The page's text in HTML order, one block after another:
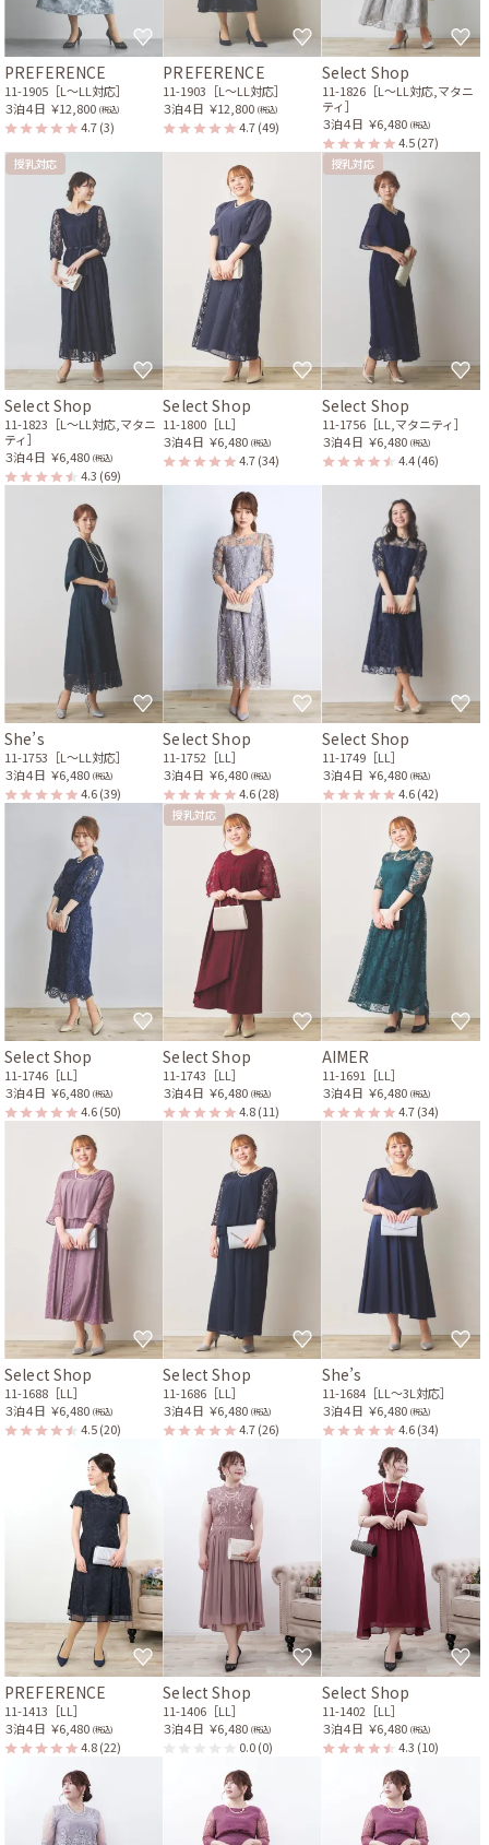
PREFERENCE
11-1905［L〜LL対応］
３泊４日 ￥12,800 (税込)
4.7(3)
PREFERENCE
11-1903［L〜LL対応］
３泊４日 ￥12,800 (税込)
4.7(49)
Select Shop
11-1826［L〜LL対応,マタニ
ティ］
３泊４日 ￥6,480 (税込)
4.5(27)
授乳対応
Select Shop
11-1823［L〜LL対応,マタニ
ティ］
３泊４日 ￥6,480 (税込)
4.3 (69)
Select Shop
11-1800［LL］
３泊４日 ￥6,480 (税込)
4.7(34)
授乳対応
Select Shop
11-1756［LL,マタニティ］
３泊４日 ￥6,480 (税込)
4.4(46)
She’s
11-1753［L〜LL対応］
３泊４日 ￥6,480 (税込)
4.6(39)
Select Shop
11-1752［LL］
３泊４日 ￥6,480 (税込)
4.6(28)
Select Shop
11-1749［LL］
３泊４日 ￥6,480 (税込)
4.6(42)
Select Shop
11-1746［LL］
３泊４日 ￥6,480 (税込)
4.6(50)
授乳対応
Select Shop
11-1743［LL］
３泊４日 ￥6,480 (税込)
4.8(11)
AIMER
11-1691［LL］
３泊４日 ￥6,480 (税込)
4.7(34)
Select Shop
11-1688［LL］
３泊４日 ￥6,480 (税込)
4.5(20)
Select Shop
11-1686［LL］
３泊４日 ￥6,480 (税込)
4.7(26)
She’s
11-1684［LL〜3L対応］
３泊４日 ￥6,480 (税込)
4.6(34)
PREFERENCE
11-1413［LL］
３泊４日 ￥6,480 (税込)
4.8(22)
Select Shop
11-1406［LL］
３泊４日 ￥6,480 (税込)
0.0(0)
Select Shop
11-1402［LL］
３泊４日 ￥6,480 (税込)
4.3 (10)